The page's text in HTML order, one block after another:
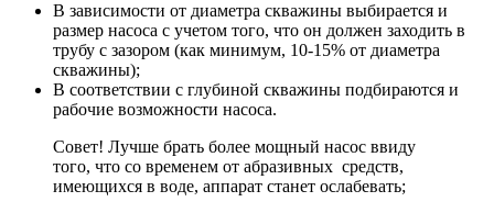
В зависимости от диаметра скважины выбирается и
размер насоса с учетом того, что он должен заходить в
трубу с зазором (как минимум, 10-15% от диаметра
скважины);
В соответствии с глубиной скважины подбираются и
рабочие возможности насоса.
Совет! Лучше брать более мощный насос ввиду
того, что со временем от абразивных средств,
имеющихся в воде, аппарат станет ослабевать;